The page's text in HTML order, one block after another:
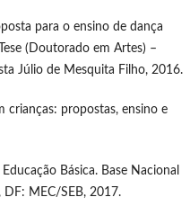
para o ensino de dança
(Doutorado em Artes) –
Júlio de Mesquita Filho, 2016.
crianças: propostas, ensino e
Básica. Base Nacional
DF: MEC/SEB, 2017.